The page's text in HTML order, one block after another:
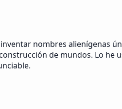
nombres alienígenas
de mundos. Lo